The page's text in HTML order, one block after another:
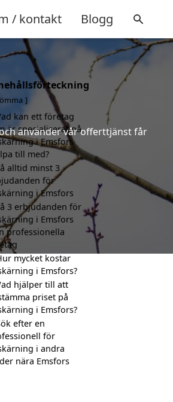
/ kontakt Blogg
använder vår offerttjänst får
kan ett företag
är specialiserat på
i Emsfors
till med?
alltid minst 3
för
i Emsfors
3 erbjudanden för
i Emsfors
professionella
mycket kostar
i Emsfors?
hjälper till att
priset på
i Emsfors?
efter en
för
i andra
nära Emsfors